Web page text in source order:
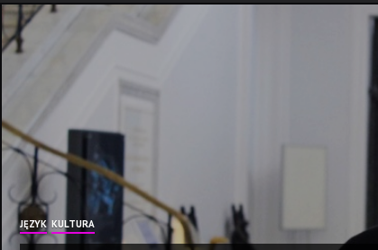
JĘZYK KULTURA